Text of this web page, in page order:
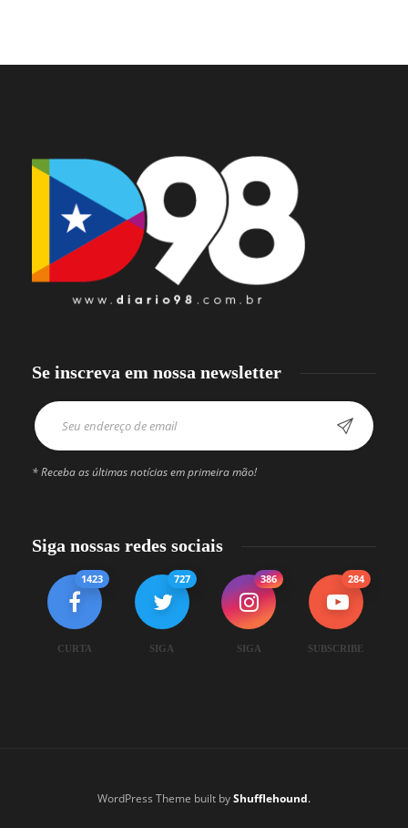
Se inscreva em nossa newsletter
* Receba as últimas notícias em primeira mão!
Siga nossas redes sociais
1423
CURTA
727
SIGA
386
SIGA
284
SUBSCRIBE
WordPress Theme built byShufflehound.